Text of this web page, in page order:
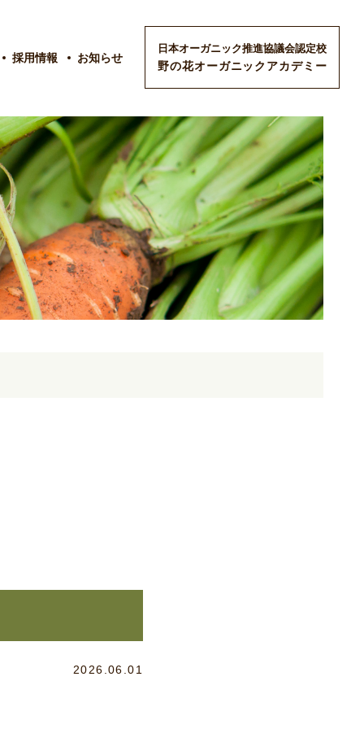
採用情報 お知らせ
日本オーガニック推進協議会認定校
野の花オーガニックアカデミー
2026.06.01